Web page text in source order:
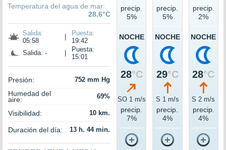
Temperatura del agua de mar:
28.6°C
Salida:
05:58
Puesta:
19:42
Salida: -
Puesta:
15:01
Presión: 752 mm Hg
Humedad del
aire: 69%
Visibilidad: 10 km.
Duración del día: 13 h. 44 min.
precip.
5%
NOCHE
28°C
SO 1 m/s
precip.
7%
precip.
5%
NOCHE
29°C
S 1 m/s
precip.
4%
precip.
2%
NOCHE
28°C
S 2 m/s
precip.
4%